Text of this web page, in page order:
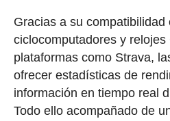
Gracias a su compatibilidad
ciclocomputadores y
plataformas como Strava,
ofrecer estadísticas de
información en tiempo real
Todo ello acompañado de